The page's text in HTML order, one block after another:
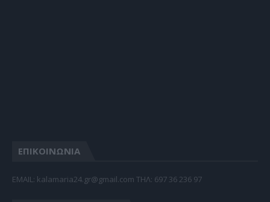
ΕΠΙΚΟΙΝΩΝΙΑ
EMAIL: kalamaria24.gr@gmail.com TΗΛ: 697 36 236 97